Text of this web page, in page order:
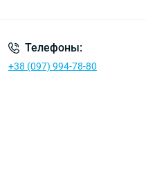
Телефоны:
+38 (097) 994-78-80